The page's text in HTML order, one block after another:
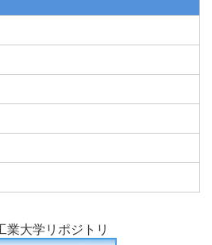
業大学リポジトリ